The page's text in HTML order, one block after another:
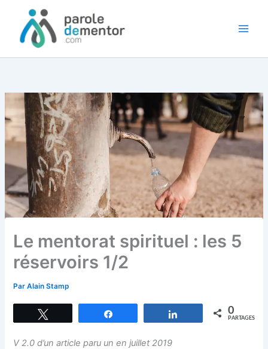
contenu
Le mentorat spirituel : les 5
réservoirs 1/2
ParAlain Stamp
Partagez 0
PARTAGES
V 2.0 d’un article paru un en juillet 2019